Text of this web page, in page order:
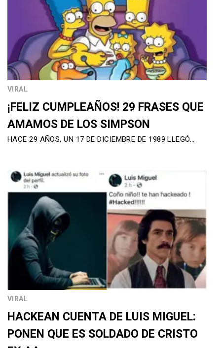
VIRAL
¡FELIZ CUMPLEAÑOS! 29 FRASES QUE
AMAMOS DE LOS SIMPSON
HACE 29 AÑOS, UN 17 DE DICIEMBRE DE 1989 LLEGÓ…
VIRAL
HACKEAN CUENTA DE LUIS MIGUEL:
PONEN QUE ES SOLDADO DE CRISTO